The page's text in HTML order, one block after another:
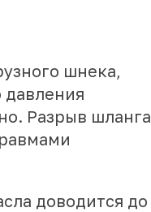
шнека,
давления
Разрыв шланга
доводится до